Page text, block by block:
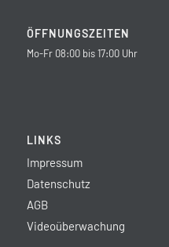
ÖFFNUNGSZEITEN
Mo-Fr 08:00 bis 17:00 Uhr
LINKS
Impressum
Datenschutz
AGB
Videoüberwachung